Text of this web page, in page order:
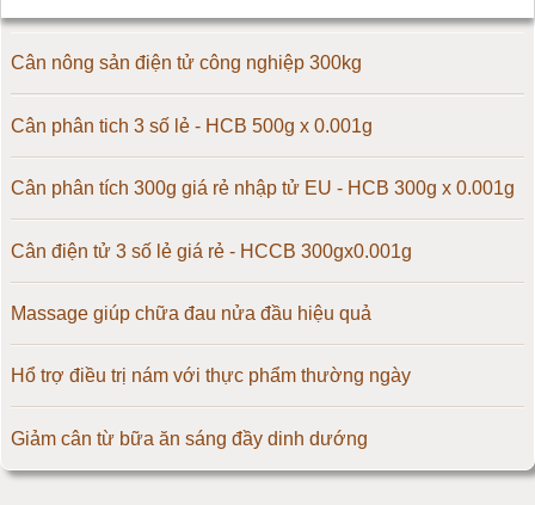
Cân điện tử 50kg
Cân điện tử 60kg
Cân điện tử 100kg
Cân điện tử 150kg
Cân điện tử 200kg
Cân điện tử 300kg
Cân điện tử 500kg
Cân nông sản điện tử công nghiệp 300kg
Cân phân tich 3 số lẻ - HCB 500g x 0.001g
Cân phân tích 300g giá rẻ nhập tử EU - HCB 300g x 0.001g
Cân điện tử 3 số lẻ giá rẻ - HCCB 300gx0.001g
Massage giúp chữa đau nửa đầu hiệu quả
Hổ trợ điều trị nám với thực phẩm thường ngày
Giảm cân từ bữa ăn sáng đầy dinh dướng